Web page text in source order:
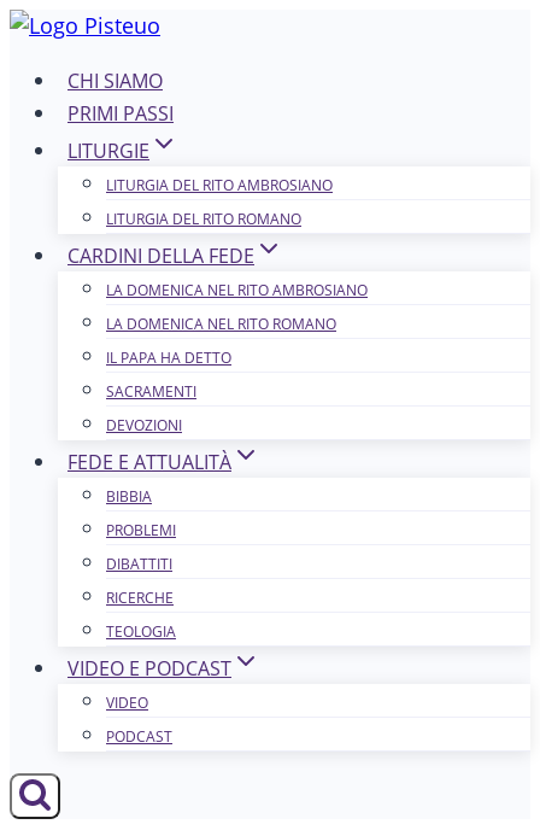
Salta
contenutoCHI SIAMO
PRIMI PASSI
LITURGIE
LITURGIA DEL RITO AMBROSIANO
LITURGIA DEL RITO ROMANO
CARDINI DELLA FEDE
LA DOMENICA NEL R​​​​​​ITO AMBROSIANO
LA DOMENICA NEL RITO ROMANO
IL PAPA HA DETTO
SACRAMENTI
DEVOZIONI
FEDE E ATTUALITÀ
BIBBIA
PROBLEMI
DIBATTITI
RICERCHE
TEOLOGIA
VIDEO E PODCAST
VIDEO
PODCAST